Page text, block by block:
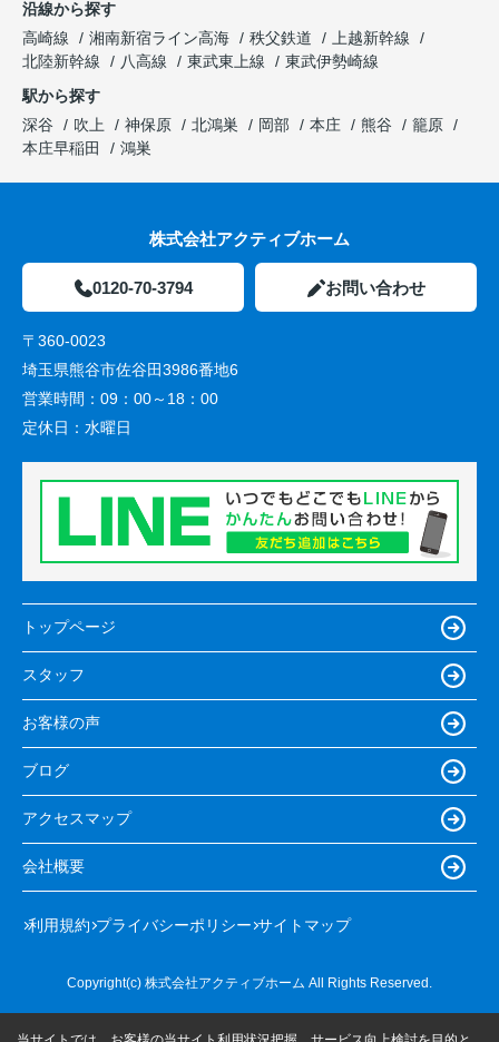
沿線から探す
高崎線
湘南新宿ライン高海 秩父鉄道
上越新幹線
北陸新幹線
八高線 東武東上線
東武伊勢崎線
駅から探す
深谷
吹上 神保原 北鴻巣 岡部 本庄 熊谷
籠原
本庄早稲田
鴻巣
株式会社アクティブホーム
0120-70-3794 お問い合わせ
〒360-0023
埼玉県熊谷市佐谷田3986番地6
営業時間： 09：00～18：00
定休日： 水曜日
トップページ
スタッフ
お客様の声
ブログ
アクセスマップ
会社概要
利用規約 プライバシーポリシー サイトマップ
Copyright(c) 株式会社アクティブホーム All Rights Reserved.